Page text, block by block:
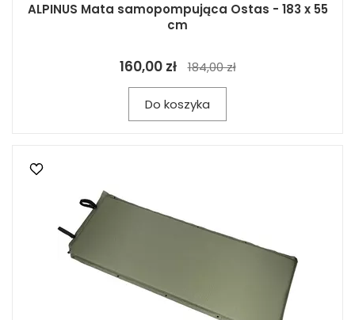
ALPINUS Mata samopompująca Ostas - 183 x 55
cm
160,00 zł 184,00 zł
Do koszyka